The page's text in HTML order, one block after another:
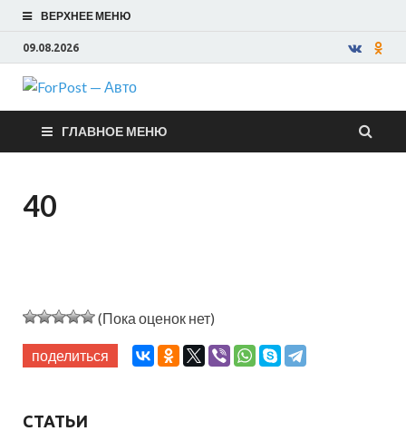
ВЕРХНЕЕ МЕНЮ
09.08.2026
ForPost —
Авто
ГЛАВНОЕ МЕНЮ
40
(Пока оценок нет)
поделиться
СТАТЬИ